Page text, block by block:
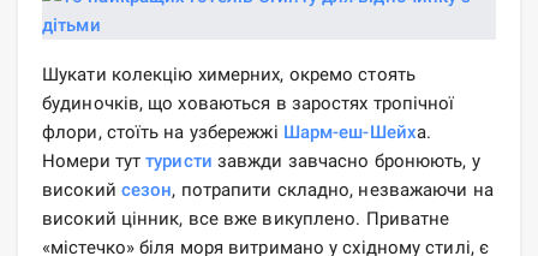
Шукати колекцію химерних, окремо стоять
будиночків, що ховаються в заростях тропічної
флори, стоїть на узбережжі Шарм-еш-Шейха.
Номери туттуристи завжди завчасно бронюють, у
високий сезон, потрапити складно, незважаючи на
високий цінник, все вже викуплено. Приватне
«містечко» біля моря витримано у східному стилі, є